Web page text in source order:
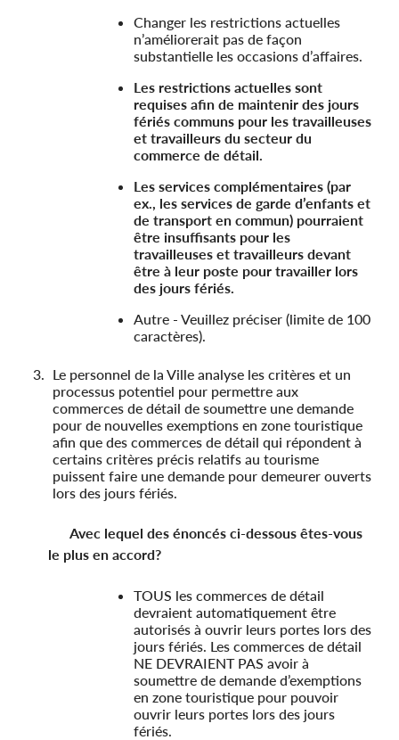
Changer les restrictions actuelles
n’améliorerait pas de façon
substantielle les occasions d’affaires.
Les restrictions actuelles sont
requises afin de maintenir des jours
fériés communs pour les travailleuses
et travailleurs du secteur du
commerce de détail.
Les services complémentaires (par
ex., les services de garde d’enfants et
de transport en commun) pourraient
être insuffisants pour les
travailleuses et travailleurs devant
être à leur poste pour travailler lors
des jours fériés.
Autre - Veuillez préciser (limite de 100
caractères).
Le personnel de la Ville analyse les critères et un
processus potentiel pour permettre aux
commerces de détail de soumettre une demande
pour de nouvelles exemptions en zone touristique
afin que des commerces de détail qui répondent à
certains critères précis relatifs au tourisme
puissent faire une demande pour demeurer ouverts
lors des jours fériés.
Avec lequel des énoncés ci-dessous êtes-vous
le plus en accord?
TOUS les commerces de détail
devraient automatiquement être
autorisés à ouvrir leurs portes lors des
jours fériés. Les commerces de détail
NE DEVRAIENT PAS avoir à
soumettre de demande d’exemptions
en zone touristique pour pouvoir
ouvrir leurs portes lors des jours
fériés.